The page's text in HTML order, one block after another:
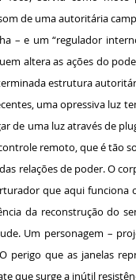
de uma autoritária
– e um “regulador
altera as ações do
estrutura
uma opressiva luz
de uma luz através de
remoto, que é tão
relações de poder. O
que aqui
da reconstrução do
Um personagem –
perigo que as janelas
que surge a inútil